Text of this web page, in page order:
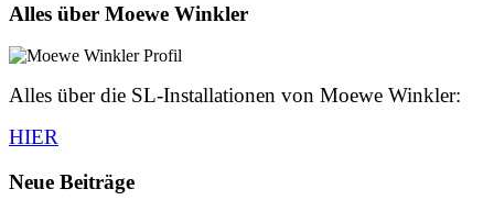
Alles über Moewe Winkler
Alles über die SL-Installationen von Moewe Winkler:
HIER
Neue Beiträge